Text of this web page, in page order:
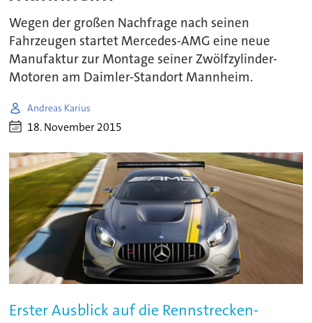
Wegen der großen Nachfrage nach seinen
Fahrzeugen startet Mercedes-AMG eine neue
Manufaktur zur Montage seiner Zwölfzylinder-
Motoren am Daimler-Standort Mannheim.
Andreas Karius
18. November 2015
Erster Ausblick auf die Rennstrecken-